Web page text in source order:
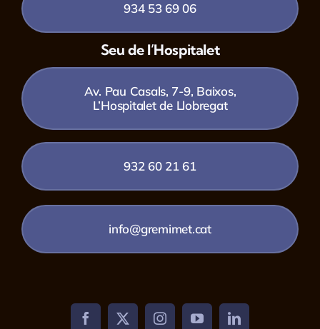
934 53 69 06
info@gremimet.cat
Seu de l’Hospitalet
Av. Pau Casals, 7-9, Baixos,
L’Hospitalet de Llobregat
932 60 21 61